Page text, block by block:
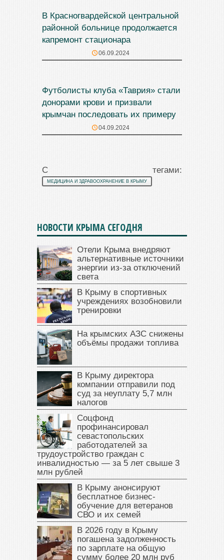
В Красногвардейской центральной
районной больнице продолжается
капремонт стационара
06.09.2024
Футболисты клуба «Таврия» стали
донорами крови и призвали
крымчан последовать их примеру
04.09.2024
С тегами:
МЕДИЦИНА И ЗДРАВООХРАНЕНИЕ В КРЫМУ
НОВОСТИ КРЫМА СЕГОДНЯ
Отели Крыма внедряют
альтернативные источники
энергии из-за отключений
света
В Крыму в спортивных
учреждениях возобновили
тренировки
На крымских АЗС снижены
объёмы продажи топлива
В Крыму директора
компании отправили под
суд за неуплату 5,7 млн
налогов
Соцфонд
профинансировал
севастопольских
работодателей за
трудоустройство граждан с
инвалидностью — за 5 лет свыше 3
млн рублей
В Крыму анонсируют
бесплатное бизнес-
обучение для ветеранов
СВО и их семей
В 2026 году в Крыму
погашена задолженность
по зарплате на общую
сумму более 20 млн руб